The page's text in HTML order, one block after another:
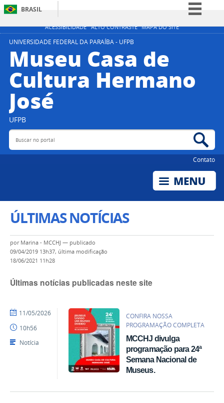
ACESSIBILIDADE ALTO CONTRASTE MAPA DO SITE
BRASIL
Simplifique!
Participe
Legislação
UNIVERSIDADE FEDERAL DA PARAÍBA - UFPB
Museu Casa de
Cultura Hermano
José
UFPB
Buscar no portal
Contato
ÚLTIMAS NOTÍCIAS
por Marina - MCCHJ — publicado
09/04/2019 13h37, última modificação
18/06/2021 11h28
Últimas notícias publicadas neste site
CONFIRA NOSSA
PROGRAMAÇÃO COMPLETA
MCCHJ divulga
programação para 24ª
Semana Nacional de
Museus.
por
-
MCCHJ
publicado
11/05/2026
10h56
Notícia